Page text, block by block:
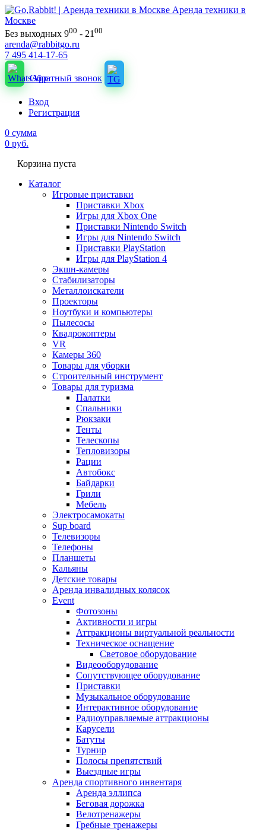
Аренда техники в
Москве
Без выходных 900 - 21 00
arenda@rabbitgo.ru
7 495 414-17-65
Обратный звонок
Вход
Регистрация
0 сумма
0 руб.
Корзина пуста
Каталог
Игровые приставки
Приставки Xbox
Игры для Xbox One
Приставки Nintendo Switch
Игры для Nintendo Switch
Приставки PlayStation
Игры для PlayStation 4
Экшн-камеры
Стабилизаторы
Металлоискатели
Проекторы
Ноутбуки и компьютеры
Пылесосы
Квадрокоптеры
VR
Камеры 360
Товары для уборки
Строительный инструмент
Товары для туризма
Палатки
Спальники
Рюкзаки
Тенты
Телескопы
Тепловизоры
Рации
Автобокс
Байдарки
Грили
Мебель
Электросамокаты
Sup board
Телевизоры
Телефоны
Планшеты
Кальяны
Детские товары
Аренда инвалидных колясок
Event
Фотозоны
Активности и игры
Аттракционы виртуальной реальности
Техническое оснащение
Световое оборудование
Видеооборудование
Сопутствующее оборудование
Приставки
Музыкальное оборудование
Интерактивное оборудование
Радиоуправляемые аттракционы
Карусели
Батуты
Турнир
Полосы препятствий
Выездные игры
Аренда спортивного инвентаря
Аренда эллипса
Бeговая дoрожка
Велотренажеры
Гребные тренажеры